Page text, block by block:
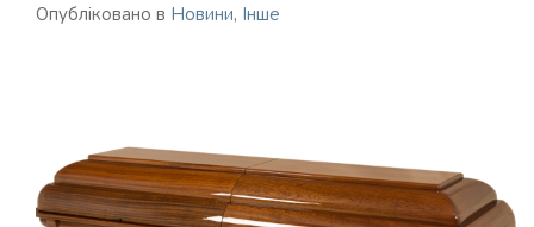
Опубліковано в Новини, Інше